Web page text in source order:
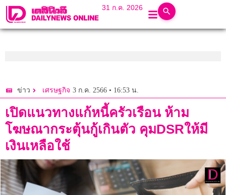
31 ก.ค. 2026
ข่าว เศรษฐกิจ 3 ก.ค. 2566 • 16:53 น.
เปิดแนวทางแก้หนี้ครัวเรือน ห้าม
โฆษณากระตุ้นกู้เกินตัว คุมDSRให้มี
เงินเหลือใช้